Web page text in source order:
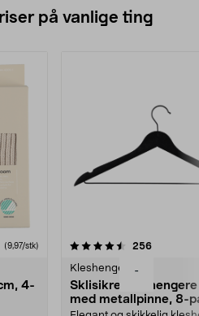
-
på vanlige ting
(9,97/stk)
4-
256
Kleshengere
Sklisikre
med metallpinne, 8-
4.5av 5 stjerner